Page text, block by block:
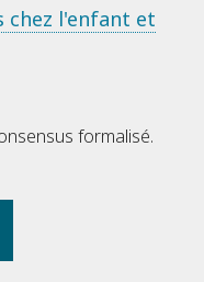
chez l'enfant et
formalisé.